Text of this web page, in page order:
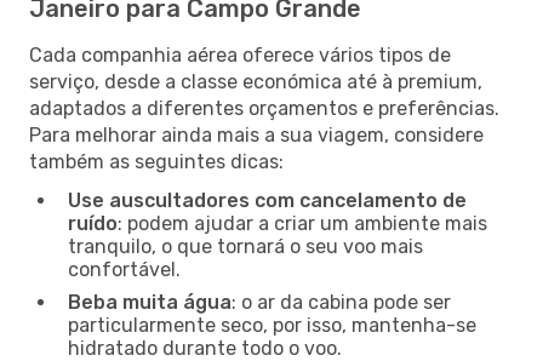
Janeiro para Campo Grande
Cada companhia aérea oferece vários tipos de
serviço, desde a classe económica até à premium,
adaptados a diferentes orçamentos e preferências.
Para melhorar ainda mais a sua viagem, considere
também as seguintes dicas:
Use auscultadores com cancelamento de
ruído: podem ajudar a criar um ambiente mais
tranquilo, o que tornará o seu voo mais
confortável.
Beba muita água: o ar da cabina pode ser
particularmente seco, por isso, mantenha-se
hidratado durante todo o voo.